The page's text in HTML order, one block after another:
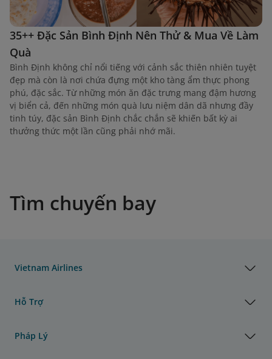
35++ Đặc Sản Bình Định Nên Thử & Mua Về Làm
Quà
Bình Định không chỉ nổi tiếng với cảnh sắc thiên nhiên tuyệt
đẹp mà còn là nơi chứa đựng một kho tàng ẩm thực phong
phú, đặc sắc. Từ những món ăn đặc trưng mang đậm hương
vị biển cả, đến những món quà lưu niệm dân dã nhưng đầy
tinh túy, đặc sản Bình Định chắc chắn sẽ khiến bất kỳ ai
thưởng thức một lần cũng phải nhớ mãi.
Tìm chuyến bay
Vietnam Airlines
Hỗ Trợ
Pháp Lý